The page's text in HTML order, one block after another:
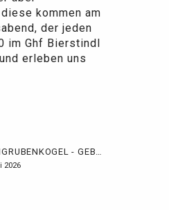
kommen am
der jeden
im Ghf Bierstindl
erleben uns
2026